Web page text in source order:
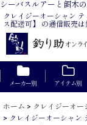
シーバスルアーと餌木
クレイジーオーシャン
ス配送可】 の通信販売
メーカー別 アイテム別
ホーム > クレイジーオー
> クレイジーオーシャン